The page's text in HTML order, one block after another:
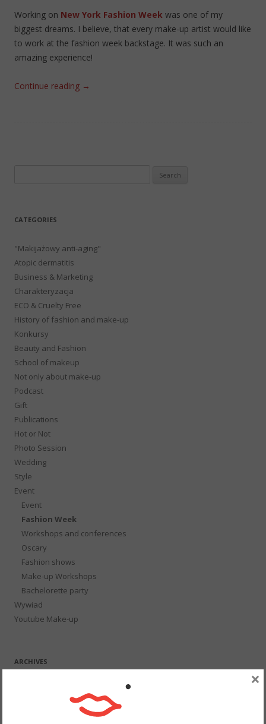
Working on New York Fashion Week was one of my
biggest dreams. I believe, that every make-up artist would like
to work at the fashion week backstage. It was such an
amazing experience!
Continue reading →
CATEGORIES
"Makijażowy anti-aging"
Atopic dermatitis
Business & Marketing
Charakteryzacja
ECO & Cruelty Free
History of fashion and make-up
Konkursy
Beauty and Fashion
School of makeup
Not only about make-up
Podcast
Gift
Publications
Hot or Not
Photo Session
Wedding
Style
Event
Event
Fashion Week
Workshops and conferences
Oscary
Fashion shows
Make-up Workshops
Bachelorette party
Wywiad
Youtube Make-up
ARCHIVES
×